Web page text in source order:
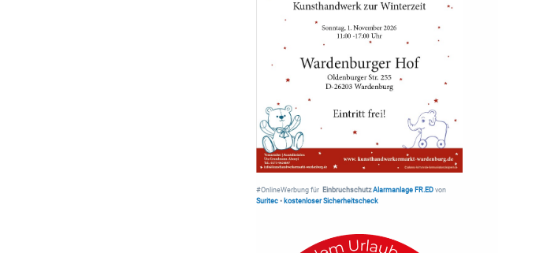
#OnlineWerbung für Einbruchschutz Alarmanlage FR.ED von
Suritec• kostenloser Sicherheitscheck